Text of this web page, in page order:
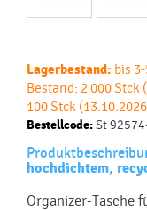
Lagerbestand: bis
Bestand: 2 000 Stck
100 Stck
Bestellcode:St
hochdichtem,
Organizer-Tasche